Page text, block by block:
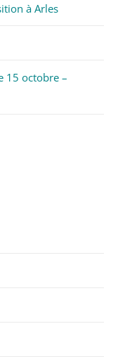
à Arles
15 octobre –